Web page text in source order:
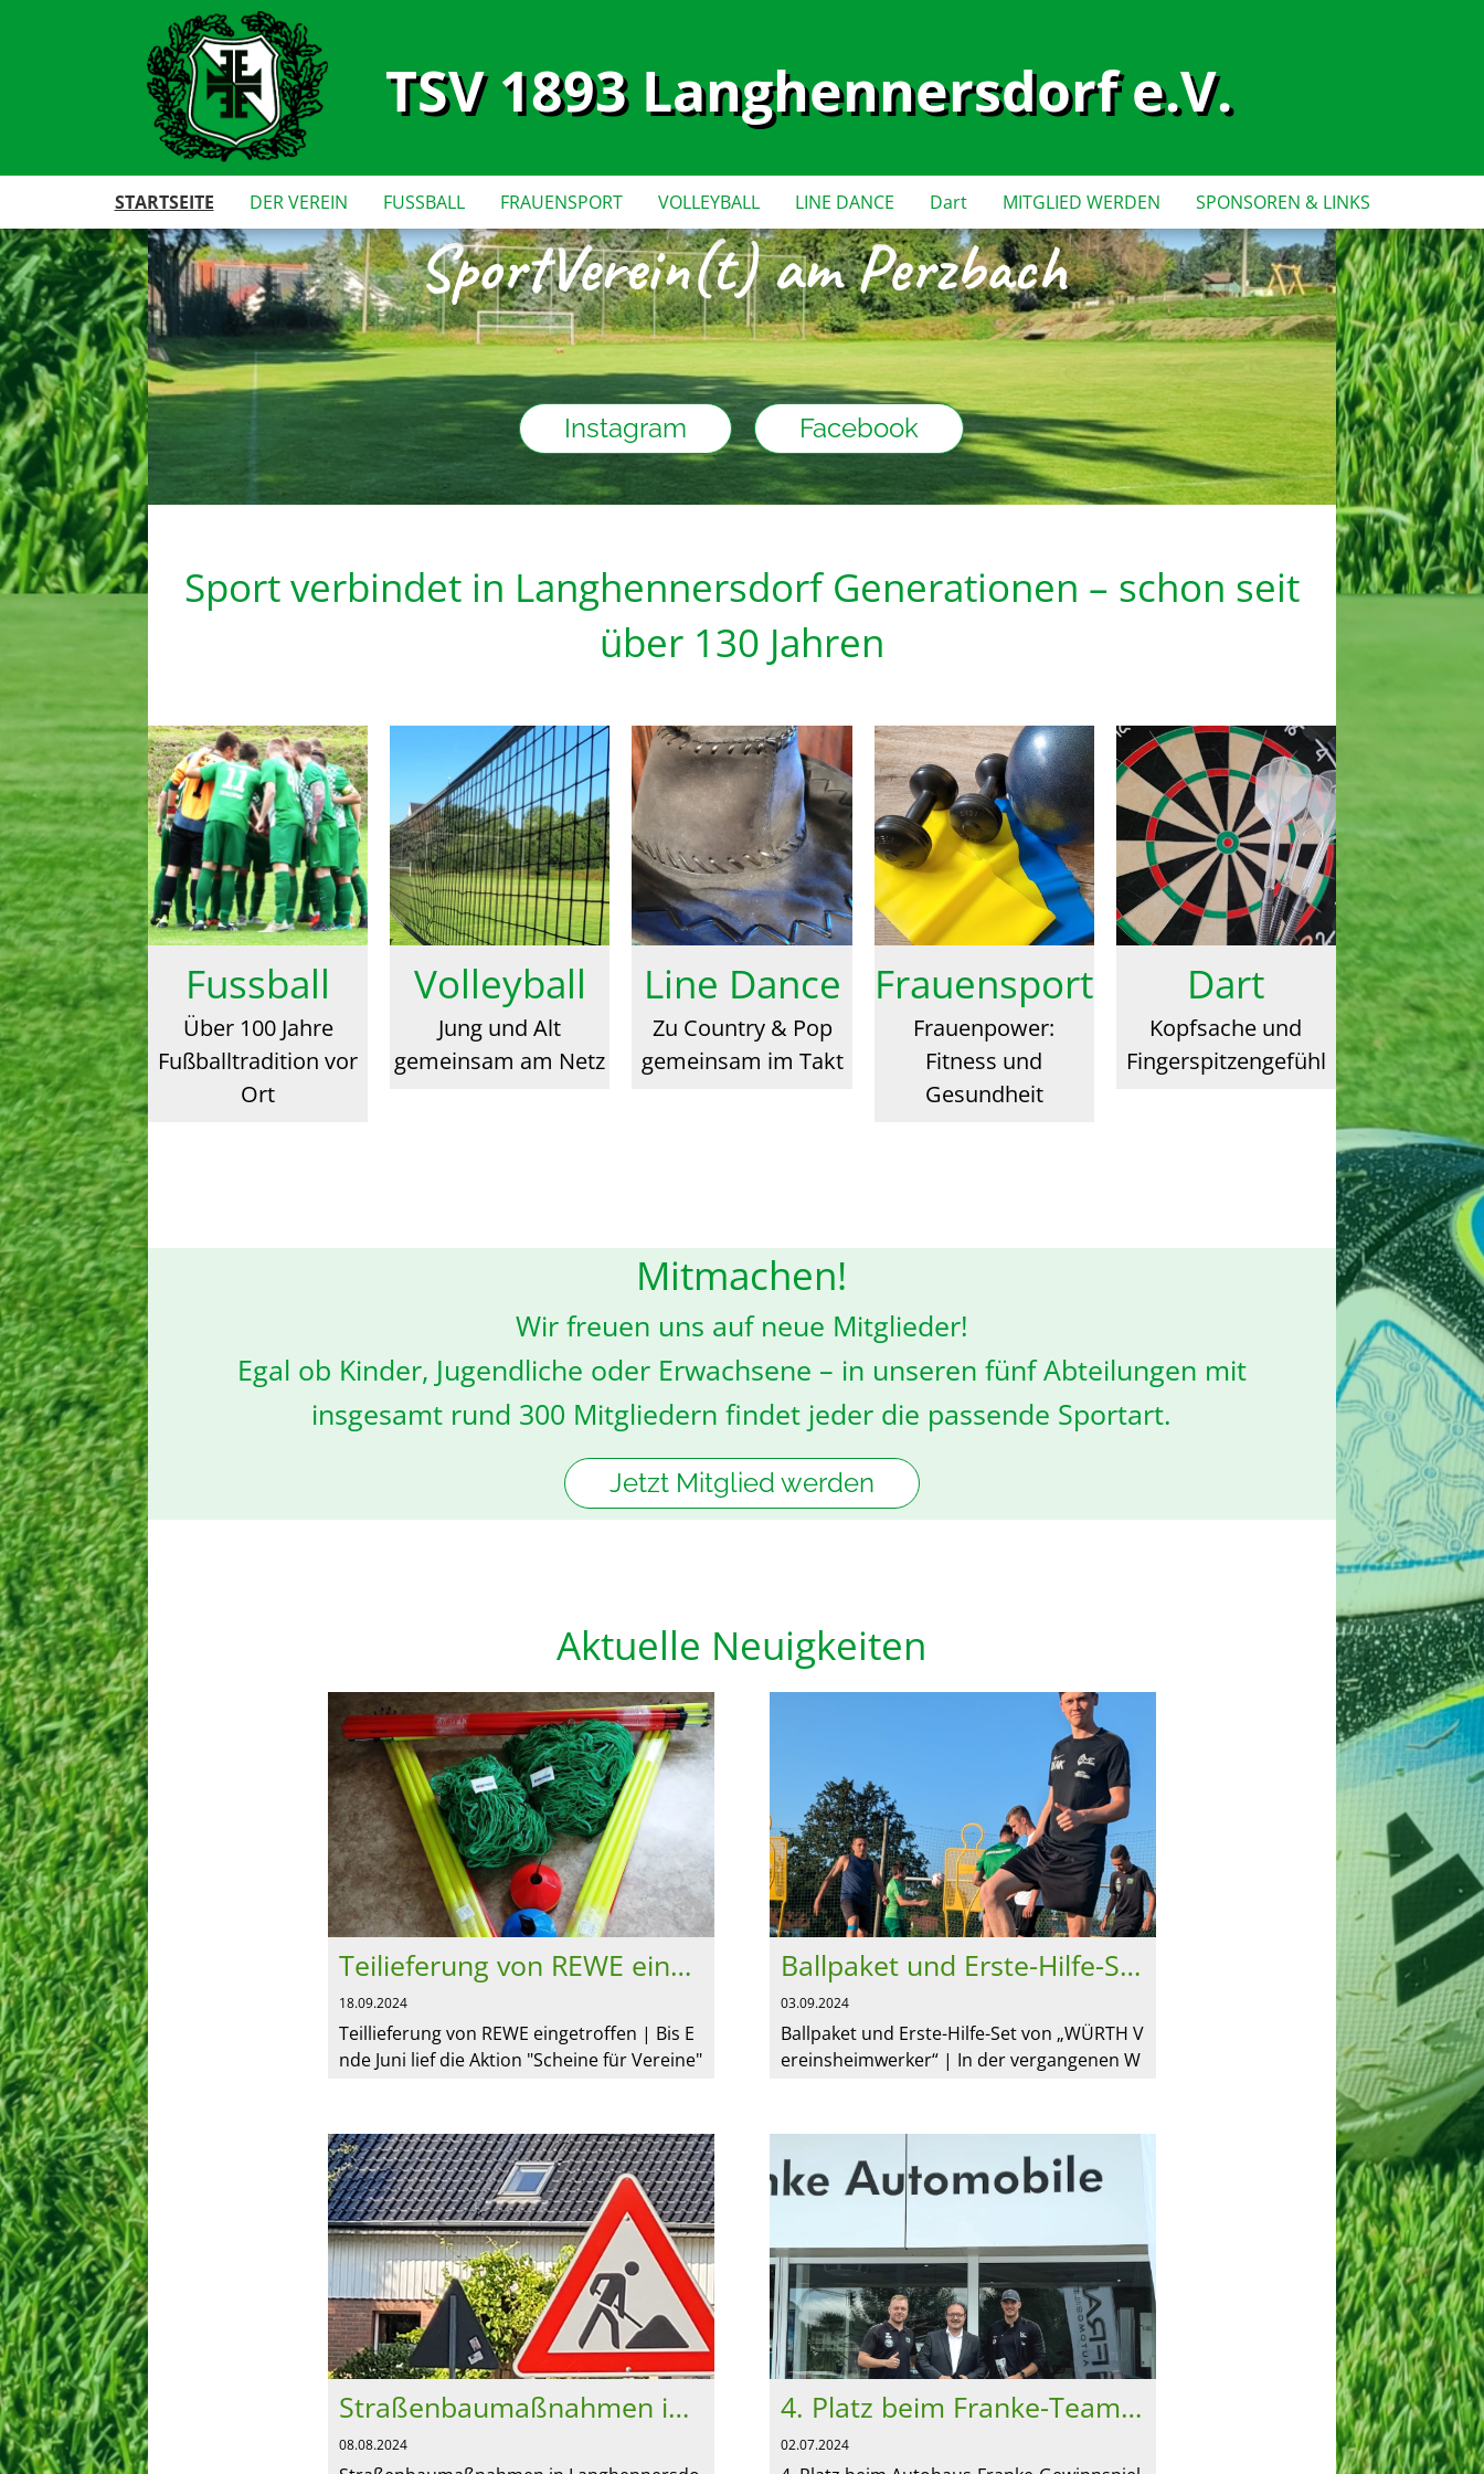
TSV 1893 Langhennersdorf e.V.
STARTSEITE DER VEREIN FUSSBALL FRAUENSPORT VOLLEYBALL LINE DANCE Dart MITGLIED WERDEN SPONSOREN & LINKS
SportVerein(t) am Perzbach
Instagram Facebook
Sport verbindet in Langhennersdorf Generationen – schon seit
über 130 Jahren
Fussball
Über 100 Jahre
Fußballtradition vor
Ort
Volleyball
Jung und Alt
gemeinsam am Netz
Line Dance
Zu Country & Pop
gemeinsam im Takt
Frauensport
Frauenpower:
Fitness und
Gesundheit
Dart
Kopfsache und
Fingerspitzengefühl
Mitmachen!
Wir freuen uns auf neue Mitglieder!
Egal ob Kinder, Jugendliche oder Erwachsene – in unseren fünf Abteilungen mit
insgesamt rund 300 Mitgliedern findet jeder die passende Sportart.
Jetzt Mitglied werden
Aktuelle Neuigkeiten
Teilieferung von REWE eingetroffen
18.09.2024
Teillieferung von REWE eingetroffen | Bis E
nde Juni lief die Aktion "Scheine für Vereine"
Ballpaket und Erste-Hilfe-Set von „WÜRTH Vereinsheimwerker“
03.09.2024
Ballpaket und Erste-Hilfe-Set von „WÜRTH V
ereinsheimwerker“ | In der vergangenen W
Straßenbaumaßnahmen in Langhennersdorf
08.08.2024
4. Platz beim Franke-Teamwear-Gewinnspiel
02.07.2024